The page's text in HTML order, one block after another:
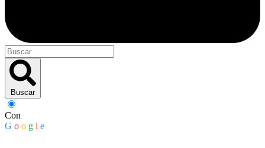
Buscar
Con
G o o g l e